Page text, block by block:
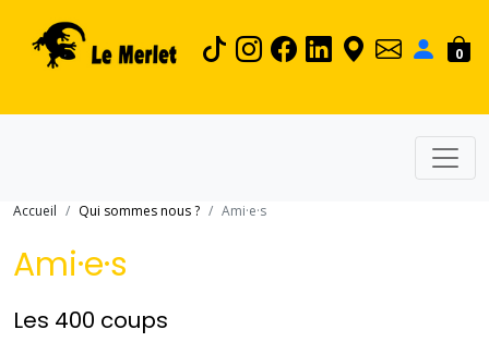
0
Accueil Qui sommes nous ? Ami·e·s
Ami·e·s
Les 400 coups